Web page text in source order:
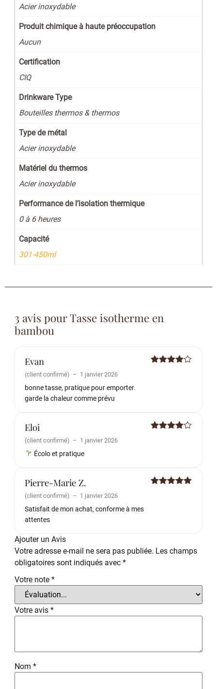
Acier inoxydable
Produit chimique à haute préoccupation
Aucun
Certification
CIQ
Drinkware Type
Bouteilles thermos & thermos
Type de métal
Acier inoxydable
Matériel du thermos
Acier inoxydable
Performance de l’isolation thermique
0 à 6 heures
Capacité
301-450ml
3 avis pourTasse isotherme en
bambou
Evan
(client confirmé) – 1 janvier 2026
bonne tasse, pratique pour emporter.
garde la chaleur comme prévu
Eloi
(client confirmé) – 1 janvier 2026
Écolo et pratique
Pierre-Marie Z.
(client confirmé) – 1 janvier 2026
Satisfait de mon achat, conforme à mes
attentes
Ajouter un Avis
Votre adresse e-mail ne sera pas publiée. Les champs
obligatoires sont indiqués avec *
Votre note *
Votre avis *
Nom *